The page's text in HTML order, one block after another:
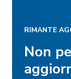
RIMANTE
Non